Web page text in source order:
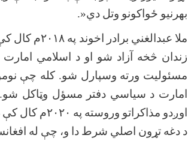
بهرنیو ځواکونو وتل دي.»
ملا عبدالغني برادر اخوند په ۲۰۱۸م کال
زندان څخه آزاد شو او د اسلامي امارت
مسئولیت ورته وسپارل شو. کله چې
امارت د سیاسي دفتر مسؤل وټاکل شو.
اوږدو مذاکراتو وروسته په ۲۰۲۰م کال کې
د دغه تړون اصلي شرط دا و، چې له